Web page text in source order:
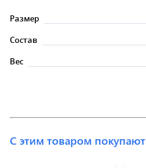
Размер
Состав
Вес
С этим товаром покупают